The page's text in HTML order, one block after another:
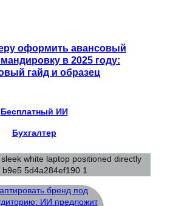
оформить авансовый
в 2025 году:
гайд и образец
Бесплатный ИИ
Бухгалтер